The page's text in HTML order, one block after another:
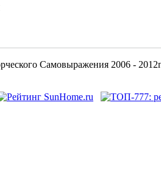
Самовыражения 2006 -